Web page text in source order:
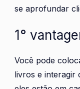
se aprofundar
1°
Você pode
livros e interagir